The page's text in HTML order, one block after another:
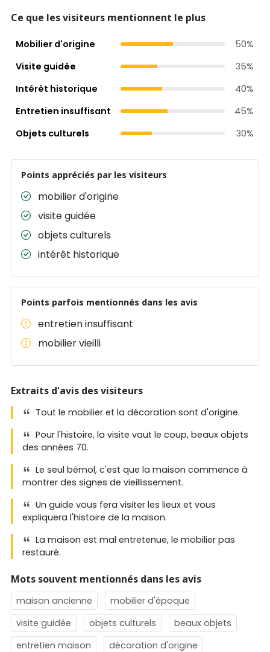
Ce que les visiteurs mentionnent le plus
Mobilier d'origine
50%
Visite guidée
35%
Intérêt historique
40%
Entretien insuffisant
45%
Objets culturels
30%
Points appréciés par les visiteurs
mobilier d'origine
visite guidée
objets culturels
intérêt historique
Points parfois mentionnés dans les avis
entretien insuffisant
mobilier vieilli
Extraits d'avis des visiteurs
Tout le mobilier et la décoration sont d'origine.
Pour l'histoire, la visite vaut le coup, beaux objets
des années 70.
Le seul bémol, c'est que la maison commence à
montrer des signes de vieillissement.
Un guide vous fera visiter les lieux et vous
expliquera l'histoire de la maison.
La maison est mal entretenue, le mobilier pas
restauré.
Mots souvent mentionnés dans les avis
maison ancienne
mobilier d'époque
visite guidée
objets culturels
beaux objets
entretien maison
décoration d'origine